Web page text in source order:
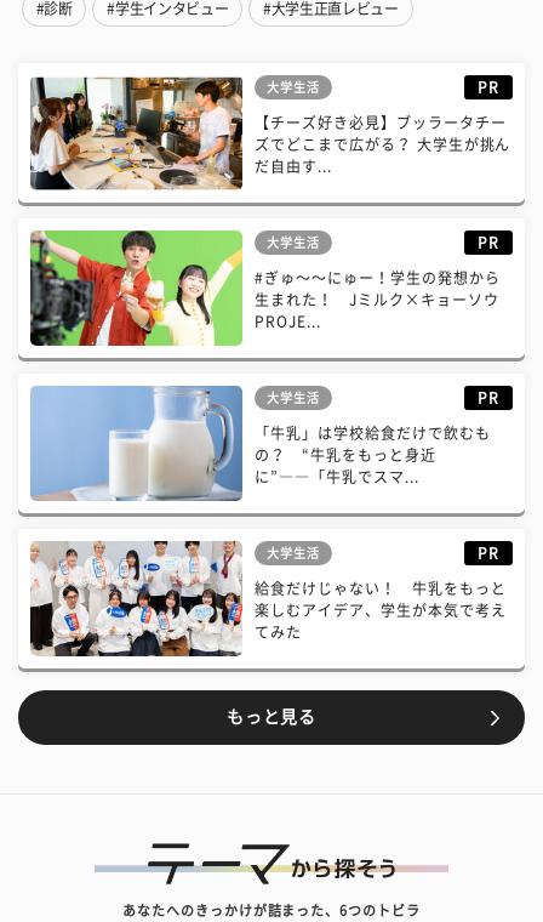
#診断 #学生インタビュー #大学生正直レビュー
大学生活 PR
【チーズ好き必見】ブッラータチー
ズでどこまで広がる？ 大学生が挑ん
だ自由す...
大学生活 PR
#ぎゅ〜〜にゅー！学生の発想から
生まれた！ Jミルク×キョーソウ
PROJE...
大学生活 PR
「牛乳」は学校給食だけで飲むも
の？ “牛乳をもっと身近
に”――「牛乳でスマ...
大学生活 PR
給食だけじゃない！ 牛乳をもっと
楽しむアイデア、学生が本気で考え
てみた
もっと見る
あなたへのきっかけが詰まった、6つのトビラ